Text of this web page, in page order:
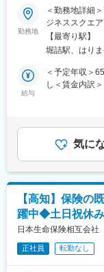
のキャリアチ
変更の範囲：
向先の定める
ク内で異動し
外の都道府県
ルとなります
します。）
■仕事の魅力
日本の中小企
す。民間金融
す。
管理職として
とで、自身の
■入庫者の声
融資業務に特
決めたきっか
地域活性化に
進する制度が
全国8000店以
保険提案がで
ルティング営
■業務詳細
・販売戦略の
・商品勉強会
■最先端の営業
2023年12月に
を模索し続け
■1日の流れ
9時：朝礼、チ
10時：販売戦
11時：代理店
12時：ランチ
勤務地
＜勤務地詳細
ジネススクエ
の定める事業
【最寄り駅】
堀詰駅、はり
給与
＜予定年収＞
し＜賃金内訳
です。※転居
宅補助（例：
賃金はあくま
性があります
気に
【高知】保険の
躍中◆土日祝休
日本生命保険相互会社
正社員 転勤なし